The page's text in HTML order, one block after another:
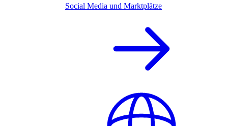
Social Media und Marktplätze